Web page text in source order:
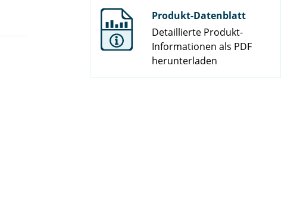
Produkt-Datenblatt
Detaillierte Produkt-
Informationen als PDF
herunterladen